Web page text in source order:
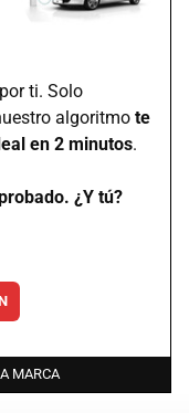
ti. Solo
algoritmo te
en 2 minutos.
¿Y tú?
MARCA